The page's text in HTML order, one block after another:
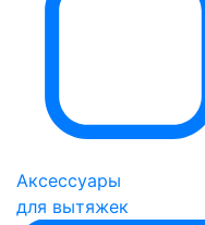
Аксессуары
для вытяжек